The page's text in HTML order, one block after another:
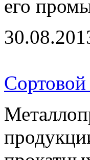
его
Сортовой